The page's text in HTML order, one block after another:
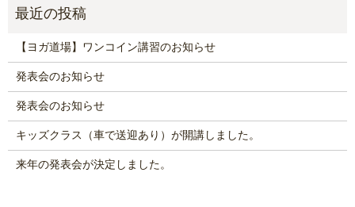
【ヨガ道場】ワンコイン講習のお知らせ
発表会のお知らせ
発表会のお知らせ
キッズクラス（車で送迎あり）が開講しました。
来年の発表会が決定しました。